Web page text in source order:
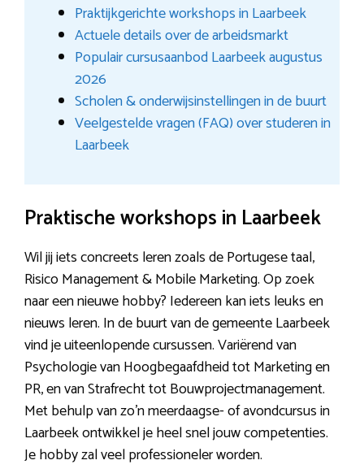
Praktijkgerichte workshops in Laarbeek
Actuele details over de arbeidsmarkt
Populair cursusaanbod Laarbeek augustus
2026
Scholen & onderwijsinstellingen in de buurt
Veelgestelde vragen (FAQ) over studeren in
Laarbeek
Praktische workshops in Laarbeek
Wil jij iets concreets leren zoals de Portugese taal,
Risico Management & Mobile Marketing. Op zoek
naar een nieuwe hobby? Iedereen kan iets leuks en
nieuws leren. In de buurt van de gemeente Laarbeek
vind je uiteenlopende cursussen. Variërend van
Psychologie van Hoogbegaafdheid tot Marketing en
PR, en van Strafrecht tot Bouwprojectmanagement.
Met behulp van zo’n meerdaagse- of avondcursus in
Laarbeek ontwikkel je heel snel jouw competenties.
Je hobby zal veel professioneler worden.